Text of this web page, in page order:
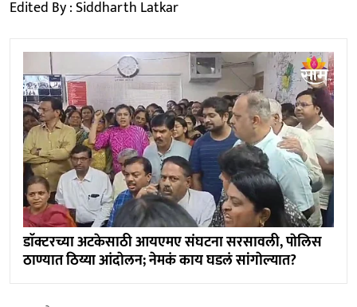
Edited By : Siddharth Latkar
डाॅक्टरच्या अटकेसाठी आयएमए संघटना सरसावली, पाेलिस
ठाण्यात ठिय्या आंदाेलन; नेमकं काय घडलं सांगाेल्यात?